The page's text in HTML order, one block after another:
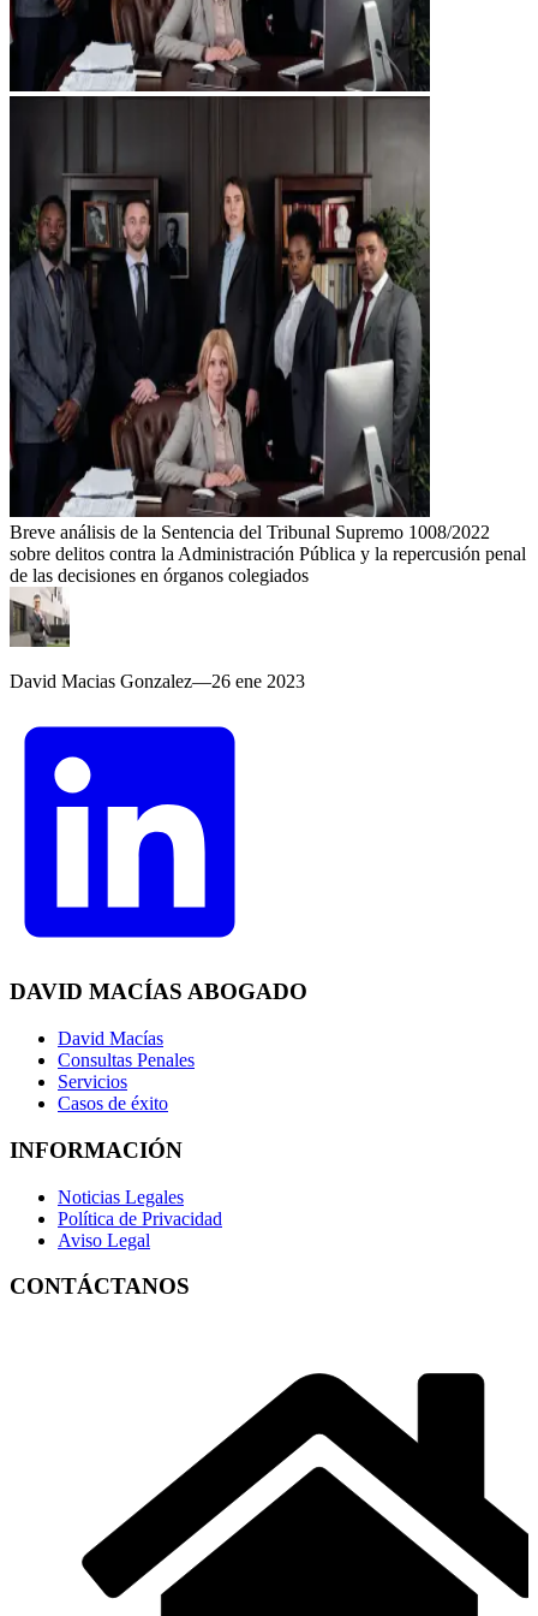
Breve análisis de la Sentencia del Tribunal Supremo 1008/2022
sobre delitos contra la Administración Pública y la repercusión penal
de las decisiones en órganos colegiados
David Macias Gonzalez—26 ene 2023
DAVID MACÍAS ABOGADO
David Macías
Consultas Penales
Servicios
Casos de éxito
INFORMACIÓN
Noticias Legales
Política de Privacidad
Aviso Legal
CONTÁCTANOS